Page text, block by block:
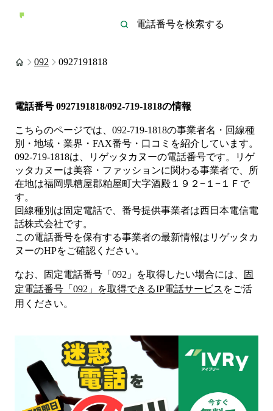
092 0927191818
電話番号 0927191818/092-719-1818の情報
こちらのページでは、 092-719-1818の事業者名・回線種
別・地域・業界・FAX番号・口コミを紹介しています。
092-719-1818は、 リゲッタカヌーの電話番号です。
リゲ
ッタカヌーは美容・ファッションに関わる事業者で、所
在地は福岡県糟屋郡粕屋町大字酒殿１９２−１−１Ｆ で
す。
回線種別は固定電話で、番号提供事業者は西日本電信電
話株式会社です。
この電話番号を保有する事業者の最新情報は リゲッタカ
ヌーのHPをご確認ください。
なお、固定電話番号「 092 」を取得したい場合には、
固
定電話番号「 092 」を取得できるIP電話サービス をご活
用ください。